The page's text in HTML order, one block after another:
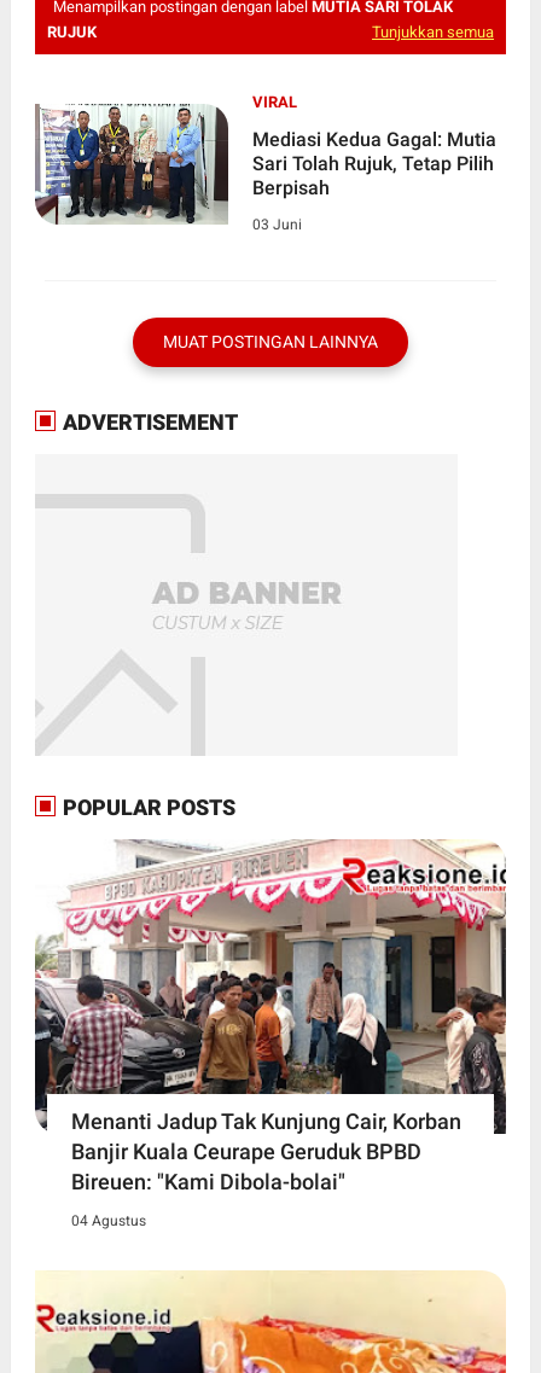
Menampilkan postingan dengan label MUTIA SARI TOLAK
RUJUK
Tunjukkan semua
VIRAL
Mediasi Kedua Gagal: Mutia
Sari Tolah Rujuk, Tetap Pilih
Berpisah
03 Juni
MUAT POSTINGAN LAINNYA
ADVERTISEMENT
POPULAR POSTS
Menanti Jadup Tak Kunjung Cair, Korban
Banjir Kuala Ceurape Geruduk BPBD
Bireuen: "Kami Dibola-bolai"
04 Agustus